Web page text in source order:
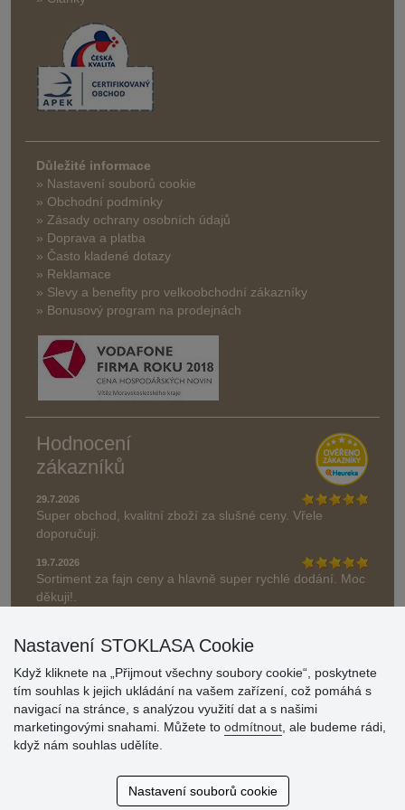
Důležité informace
» Nastavení souborů cookie
» Obchodní podmínky
» Zásady ochrany osobních údajů
» Doprava a platba
» Často kladené dotazy
» Reklamace
» Slevy a benefity pro velkoobchodní zákazníky
» Bonusový program na prodejnách
Hodnocení
zákazníků
29.7.2026
Super obchod, kvalitní zboží za slušné ceny. Vřele
doporučuji.
19.7.2026
Sortiment za fajn ceny a hlavně super rychlé dodání. Moc
děkuji!.
» Aktuálně 19084 recenzí
Nastavení STOKLASA Cookie
Když kliknete na „Přijmout všechny soubory cookie“, poskytnete
tím souhlas k jejich ukládání na vašem zařízení, což pomáhá s
navigací na stránce, s analýzou využití dat a s našimi
marketingovými snahami. Můžete to odmítnout , ale budeme rádi,
když nám souhlas udělíte.
Nastavení souborů cookie